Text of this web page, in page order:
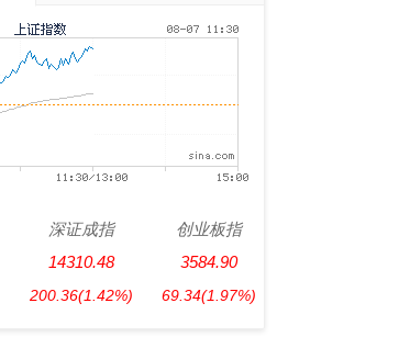
深证成指
14310.48
200.36(1.42%)
创业板指
3584.90
69.34(1.97%)